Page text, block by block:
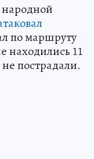
по маршруту
находились 11
пострадали.